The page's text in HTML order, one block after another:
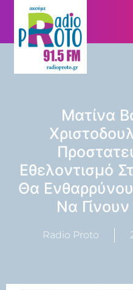
Ματίνα
Εθελοντισμό
Θα
Να
Radio Proto